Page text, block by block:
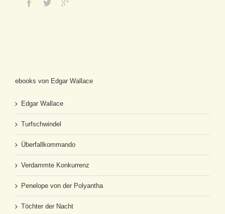
ebooks von Edgar Wallace
Edgar Wallace
Turfschwindel
Überfallkommando
Verdammte Konkurrenz
Penelope von der Polyantha
Töchter der Nacht